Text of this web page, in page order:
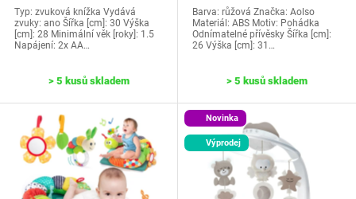
Typ: zvuková knížka Vydává
zvuky: ano Šířka [cm]: 30 Výška
[cm]: 28 Minimální věk [roky]: 1.5
Napájení: 2x AA…
> 5 kusů skladem
Barva: růžová Značka: Aolso
Materiál: ABS Motiv: Pohádka
Odnímatelné přívěsky Šířka [cm]:
26 Výška [cm]: 31…
> 5 kusů skladem
Novinka
Výprodej